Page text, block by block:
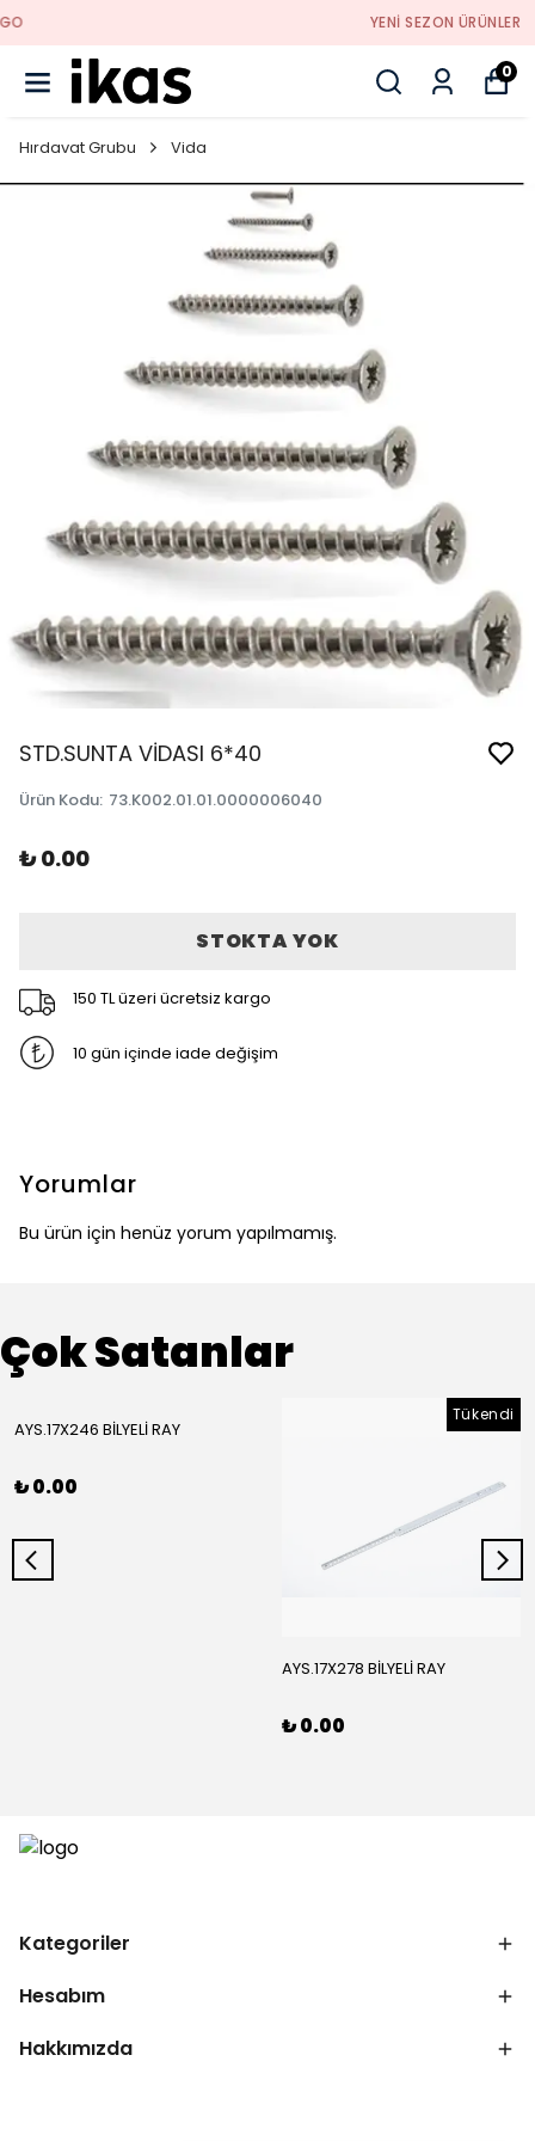
0
Hırdavat Grubu Vida
STD.SUNTA VİDASI 6*40
Ürün Kodu: 73.K002.01.01.0000006040
₺ 0.00
STOKTA YOK
150 TL üzeri ücretsiz kargo
10 gün içinde iade değişim
Yorumlar
Bu ürün için henüz yorum yapılmamış.
Çok Satanlar
AYS.17X246 BİLYELİ RAY
₺ 0.00
Tükendi
AYS.17X278 BİLYELİ RAY
₺ 0.00
Kategoriler
Hesabım
Hakkımızda